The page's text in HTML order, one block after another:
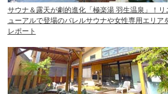
サウナ＆露天が劇的進化「極楽湯 羽生温泉」！リ
ューアルで登場のバレルサウナや女性専用エリア
レポート